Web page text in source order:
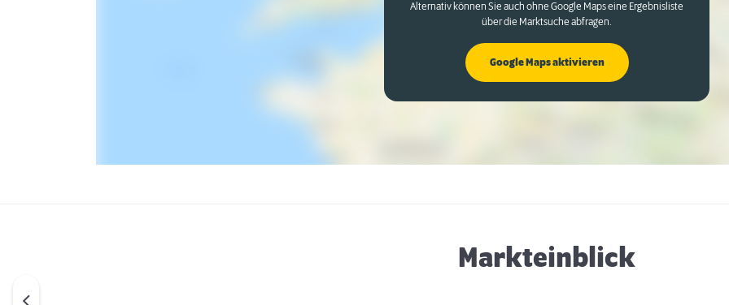
Alternativ können Sie auch ohne Google Maps eine Ergebnisliste
über die Marktsuche abfragen.
Google Maps aktivieren
Markteinblick